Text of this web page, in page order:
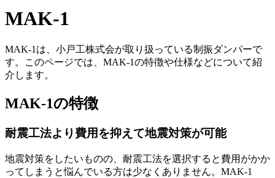
MAK-1
MAK-1は、小戸工株式会が取り扱っている制振ダンパーで
す。このページでは、MAK-1の特徴や仕様などについて紹
介します。
MAK-1の特徴
耐震工法より費用を抑えて地震対策が可能
地震対策をしたいものの、耐震工法を選択すると費用がかか
ってしまうと悩んでいる方は少なくありません。MAK-1